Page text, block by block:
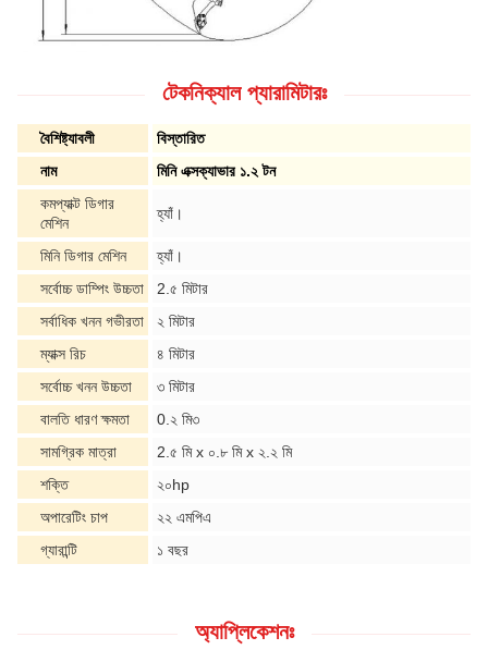
টেকনিক্যাল প্যারামিটারঃ
বৈশিষ্ট্যাবলী
বিস্তারিত
নাম
মিনি এক্সক্যাভার ১.২ টন
কমপ্যাক্ট ডিগার
মেশিন
হ্যাঁ।
মিনি ডিগার মেশিন
হ্যাঁ।
সর্বোচ্চ ডাম্পিং উচ্চতা
2.৫ মিটার
সর্বাধিক খনন গভীরতা
২ মিটার
ম্যাক্স রিচ
৪ মিটার
সর্বোচ্চ খনন উচ্চতা
৩ মিটার
বালতি ধারণ ক্ষমতা
0.২ মি৩
সামগ্রিক মাত্রা
2.৫ মি x ০.৮ মি x ২.২ মি
শক্তি
২০hp
অপারেটিং চাপ
২২ এমপিএ
গ্যারান্টি
১ বছর
অ্যাপ্লিকেশনঃ